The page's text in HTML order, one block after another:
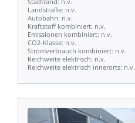
Landstraße: n.v.
Autobahn: n.v.
Kraftstoff kombiniert: n.v.
Emissionen kombiniert: n.v.
CO2-Klasse: n.v.
Stromverbrauch kombiniert: n.v.
Reichweite elektrisch: n.v.
Reichweite elektrisch innerorts: n.v.